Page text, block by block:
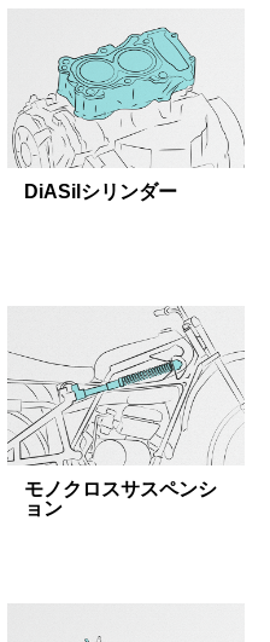
DiASilシリンダー
モノクロスサスペンシ
ョン